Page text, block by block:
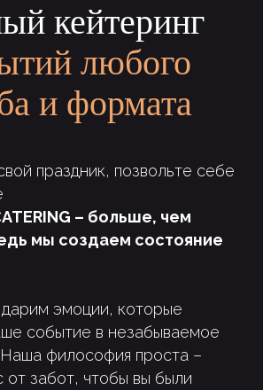
кейтеринг
любого
и формата
праздник, позвольте себе
– больше, чем
мы создаем состояние
эмоции, которые
событие в незабываемое
философия проста –
от забот, чтобы вы были
> 2000
из 50